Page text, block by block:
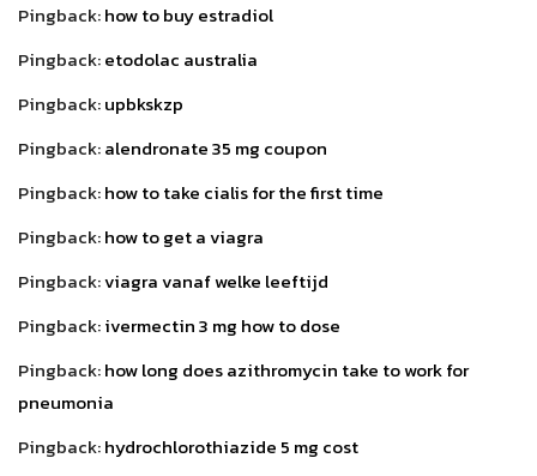
Pingback:how to buy estradiol
Pingback:etodolac australia
Pingback:upbkskzp
Pingback:alendronate 35 mg coupon
Pingback:how to take cialis for the first time
Pingback:how to get a viagra
Pingback:viagra vanaf welke leeftijd
Pingback:ivermectin 3 mg how to dose
Pingback:how long does azithromycin take to work for
pneumonia
Pingback:hydrochlorothiazide 5 mg cost